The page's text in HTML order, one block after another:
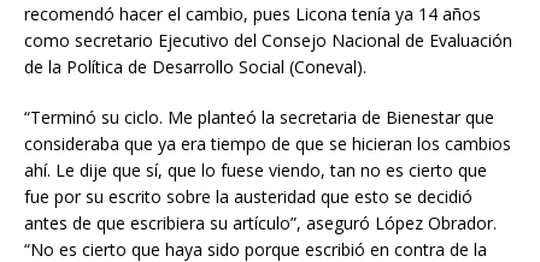
recomendó hacer el cambio, pues Licona tenía ya 14 años
como secretario Ejecutivo del Consejo Nacional de Evaluación
de la Política de Desarrollo Social (Coneval).
“Terminó su ciclo. Me planteó la secretaria de Bienestar que
consideraba que ya era tiempo de que se hicieran los cambios
ahí. Le dije que sí, que lo fuese viendo, tan no es cierto que
fue por su escrito sobre la austeridad que esto se decidió
antes de que escribiera su artículo”, aseguró López Obrador.
“No es cierto que haya sido porque escribió en contra de la